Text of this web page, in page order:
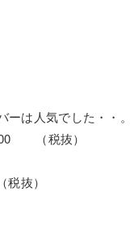
は人気でした・・。
（税抜）
抜）